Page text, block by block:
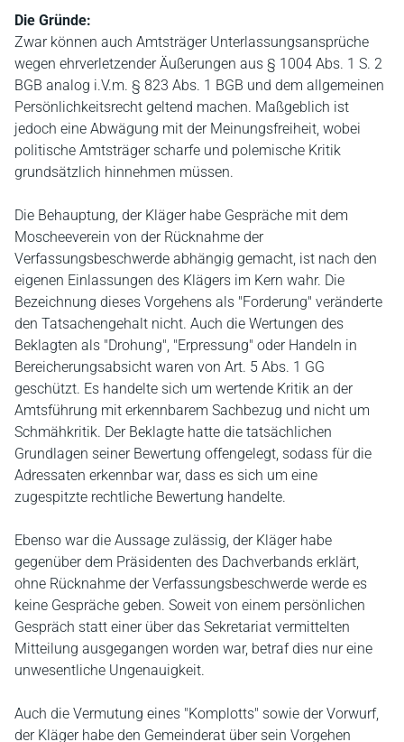
Die Gründe:
Zwar können auch Amtsträger Unterlassungsansprüche
wegen ehrverletzender Äußerungen aus § 1004 Abs. 1 S. 2
BGB analog i.V.m. § 823 Abs. 1 BGB und dem allgemeinen
Persönlichkeitsrecht geltend machen. Maßgeblich ist
jedoch eine Abwägung mit der Meinungsfreiheit, wobei
politische Amtsträger scharfe und polemische Kritik
grundsätzlich hinnehmen müssen.
Die Behauptung, der Kläger habe Gespräche mit dem
Moscheeverein von der Rücknahme der
Verfassungsbeschwerde abhängig gemacht, ist nach den
eigenen Einlassungen des Klägers im Kern wahr. Die
Bezeichnung dieses Vorgehens als "Forderung" veränderte
den Tatsachengehalt nicht. Auch die Wertungen des
Beklagten als "Drohung", "Erpressung" oder Handeln in
Bereicherungsabsicht waren von Art. 5 Abs. 1 GG
geschützt. Es handelte sich um wertende Kritik an der
Amtsführung mit erkennbarem Sachbezug und nicht um
Schmähkritik. Der Beklagte hatte die tatsächlichen
Grundlagen seiner Bewertung offengelegt, sodass für die
Adressaten erkennbar war, dass es sich um eine
zugespitzte rechtliche Bewertung handelte.
Ebenso war die Aussage zulässig, der Kläger habe
gegenüber dem Präsidenten des Dachverbands erklärt,
ohne Rücknahme der Verfassungsbeschwerde werde es
keine Gespräche geben. Soweit von einem persönlichen
Gespräch statt einer über das Sekretariat vermittelten
Mitteilung ausgegangen worden war, betraf dies nur eine
unwesentliche Ungenauigkeit.
Auch die Vermutung eines "Komplotts" sowie der Vorwurf,
der Kläger habe den Gemeinderat über sein Vorgehen